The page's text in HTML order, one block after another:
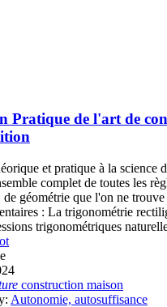
Pratique de l'art de
et pratique à la science
complet de toutes les
géométrie que l'on ne trouve
: La trigonométrie
trigonométriques
construction maison
Autonomie, autosuffisance